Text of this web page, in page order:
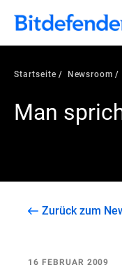
Startseite Newsroom
Man
Zurück zum
16 FEBRUAR 2009